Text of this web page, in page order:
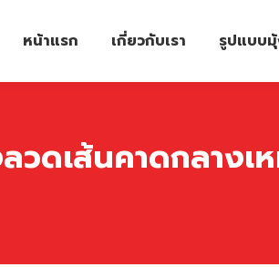
หน้าแรก เกี่ยวกับเรา รูปแบบ
วดเส้นคาดกลางเ